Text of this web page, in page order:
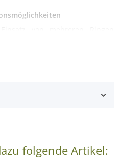
in der Größe 72mm - 52mm
folgende Artikel: